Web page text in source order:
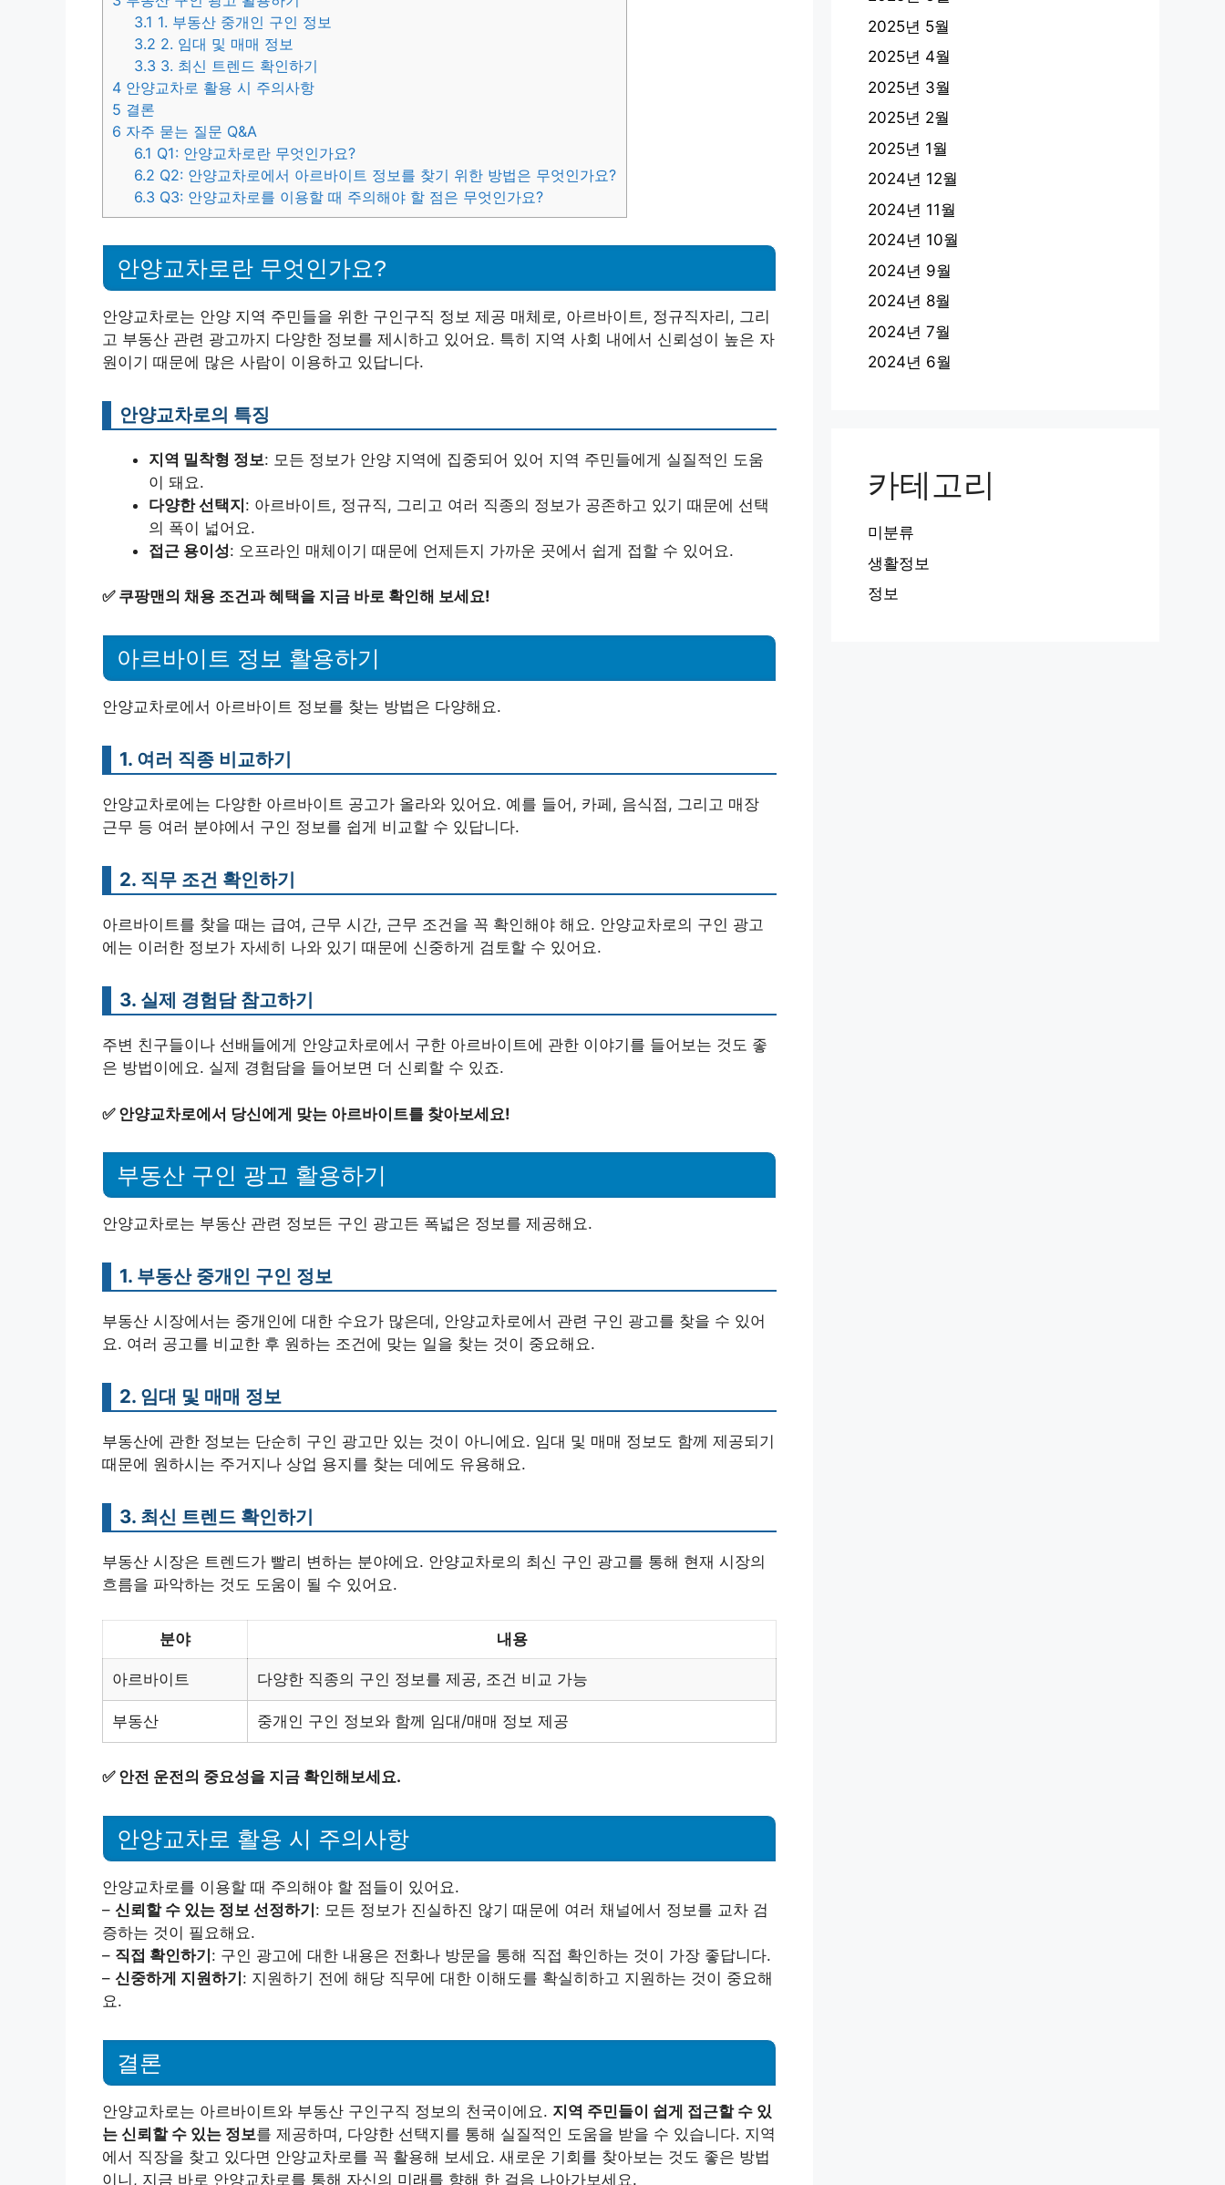
3.1 1. 부동산 중개인 구인 정보
3.2 2. 임대 및 매매 정보
3.3 3. 최신 트렌드 확인하기
4 안양교차로 활용 시 주의사항
5 결론
6 자주 묻는 질문 Q&A
6.1 Q1: 안양교차로란 무엇인가요?
6.2 Q2: 안양교차로에서 아르바이트 정보를 찾기 위한 방법은 무엇인가요?
6.3 Q3: 안양교차로를 이용할 때 주의해야 할 점은 무엇인가요?
안양교차로란 무엇인가요?
안양교차로는 안양 지역 주민들을 위한 구인구직 정보 제공 매체로, 아르바이트, 정규직자리, 그리
고 부동산 관련 광고까지 다양한 정보를 제시하고 있어요. 특히 지역 사회 내에서 신뢰성이 높은 자
원이기 때문에 많은 사람이 이용하고 있답니다.
안양교차로의 특징
지역 밀착형 정보: 모든 정보가 안양 지역에 집중되어 있어 지역 주민들에게 실질적인 도움
이 돼요.
다양한 선택지: 아르바이트, 정규직, 그리고 여러 직종의 정보가 공존하고 있기 때문에 선택
의 폭이 넓어요.
접근 용이성: 오프라인 매체이기 때문에 언제든지 가까운 곳에서 쉽게 접할 수 있어요.
✅ 쿠팡맨의 채용 조건과 혜택을 지금 바로 확인해 보세요!
아르바이트 정보 활용하기
안양교차로에서 아르바이트 정보를 찾는 방법은 다양해요.
1. 여러 직종 비교하기
안양교차로에는 다양한 아르바이트 공고가 올라와 있어요. 예를 들어, 카페, 음식점, 그리고 매장
근무 등 여러 분야에서 구인 정보를 쉽게 비교할 수 있답니다.
2. 직무 조건 확인하기
아르바이트를 찾을 때는 급여, 근무 시간, 근무 조건을 꼭 확인해야 해요. 안양교차로의 구인 광고
에는 이러한 정보가 자세히 나와 있기 때문에 신중하게 검토할 수 있어요.
3. 실제 경험담 참고하기
주변 친구들이나 선배들에게 안양교차로에서 구한 아르바이트에 관한 이야기를 들어보는 것도 좋
은 방법이에요. 실제 경험담을 들어보면 더 신뢰할 수 있죠.
✅ 안양교차로에서 당신에게 맞는 아르바이트를 찾아보세요!
부동산 구인 광고 활용하기
안양교차로는 부동산 관련 정보든 구인 광고든 폭넓은 정보를 제공해요.
1. 부동산 중개인 구인 정보
부동산 시장에서는 중개인에 대한 수요가 많은데, 안양교차로에서 관련 구인 광고를 찾을 수 있어
요. 여러 공고를 비교한 후 원하는 조건에 맞는 일을 찾는 것이 중요해요.
2. 임대 및 매매 정보
부동산에 관한 정보는 단순히 구인 광고만 있는 것이 아니에요. 임대 및 매매 정보도 함께 제공되기
때문에 원하시는 주거지나 상업 용지를 찾는 데에도 유용해요.
3. 최신 트렌드 확인하기
부동산 시장은 트렌드가 빨리 변하는 분야에요. 안양교차로의 최신 구인 광고를 통해 현재 시장의
흐름을 파악하는 것도 도움이 될 수 있어요.
분야 내용
아르바이트 다양한 직종의 구인 정보를 제공, 조건 비교 가능
부동산 중개인 구인 정보와 함께 임대/매매 정보 제공
✅ 안전 운전의 중요성을 지금 확인해보세요.
안양교차로 활용 시 주의사항
안양교차로를 이용할 때 주의해야 할 점들이 있어요.
– 신뢰할 수 있는 정보 선정하기 : 모든 정보가 진실하진 않기 때문에 여러 채널에서 정보를 교차 검
증하는 것이 필요해요.
– 직접 확인하기 : 구인 광고에 대한 내용은 전화나 방문을 통해 직접 확인하는 것이 가장 좋답니다.
– 신중하게 지원하기 : 지원하기 전에 해당 직무에 대한 이해도를 확실히하고 지원하는 것이 중요해
요.
결론
안양교차로는 아르바이트와 부동산 구인구직 정보의 천국이에요. 지역 주민들이 쉽게 접근할 수 있
는 신뢰할 수 있는 정보를 제공하며, 다양한 선택지를 통해 실질적인 도움을 받을 수 있습니다. 지역
에서 직장을 찾고 있다면 안양교차로를 꼭 활용해 보세요. 새로운 기회를 찾아보는 것도 좋은 방법
이니, 지금 바로 안양교차로를 통해 자신의 미래를 향해 한 걸음 나아가보세요.
2025년 5월
2025년 4월
2025년 3월
2025년 2월
2025년 1월
2024년 12월
2024년 11월
2024년 10월
2024년 9월
2024년 8월
2024년 7월
2024년 6월
카테고리
미분류
생활정보
정보